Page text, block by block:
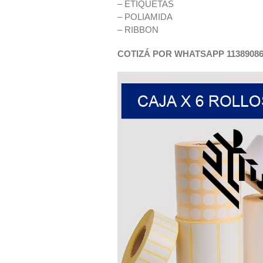
– ETIQUETAS
– POLIAMIDA
– RIBBON
COTIZÁ POR WHATSAPP